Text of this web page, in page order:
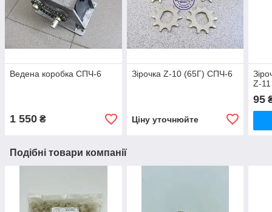
Ведена коробка СПЧ-6
1 550 ₴
Зірочка Z-10 (65Г) СПЧ-6
Ціну уточнюйте
Z-
95
Подібні товари компанії